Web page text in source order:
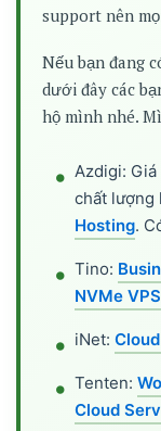
support nên
Nếu bạn đang
dưới đây các
hộ mình nhé.
Azdigi:
chất lượng
Hosting.
Tino:
NVMe VPS
iNet:
Tenten:
Cloud